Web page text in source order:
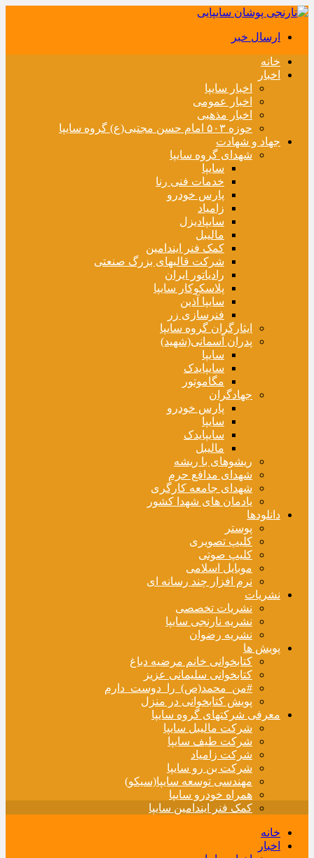
ارسال خبر
خانه
اخبار
اخبار سایپا
اخبار عمومی
اخبار مذهبی
حوزه ۵۰۳ امام حسن مجتبی(ع) گروه سایپا
جهاد و شهادت
شهدای گروه سایپا
سایپا
خدمات فنی رنا
پارس خودرو
زامیاد
سایپادیزل
مالیبل
کمک فنر ایندامین
شرکت قالبهای بزرگ صنعتی
رادیاتور ایران
پلاسکوکار سایپا
سایپا آذین
فنرسازی زر
ایثارگران گروه سایپا
پدران آسمانی(شهید)
سایپا
سایپایدک
مگاموتور
جهادگران
پارس خودرو
سایپا
سایپایدک
مالیبل
ریشوهای با ریشه
شهدای مدافع حرم
شهدای جامعه کارگری
یادمان های شهدا کشور
دانلودها
پوستر
کلیپ تصویری
کلیپ صوتی
موبایل اسلامی
نرم افزار چند رسانه ای
نشریات
نشریات تخصصی
نشریه نارنجی سایپا
نشریه رضوان
پویش ها
کتابخوانی خانم مرضیه دباغ
کتابخوانی سلیمانی عزیز
#من_محمد(ص)_را_دوست_دارم
پویش کتابخوانی در منزل
معرفی شرکتهای گروه سایپا
شرکت مالیبل سایپا
شرکت طیف سایپا
شرکت زامیاد
شرکت بن رو سایپا
مهندسی توسعه سایپا(سیکو)
همراه خودرو سایپا
کمک فنر ایندامین سایپا
خانه
اخبار